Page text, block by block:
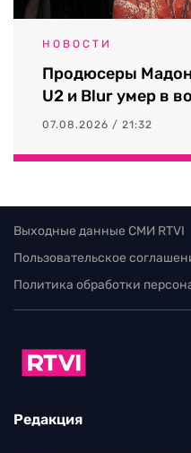
НОВОСТИ
Продюсеры
U2 и Blur умер в
07.08.2026 / 21:32
Выходные данные СМИ RTVI
Пользовательское
Политика обработки
Редакция